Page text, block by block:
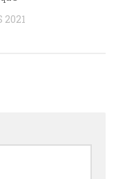
2021